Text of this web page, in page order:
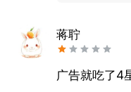
蒋聍
广告就吃了4